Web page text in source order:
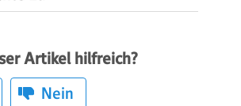
Artikel hilfreich?
Nein